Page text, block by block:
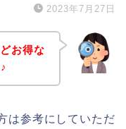
2023年7月27日
お得な
は参考にしていただ